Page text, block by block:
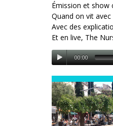
Émission et show
Quand on vit
Avec des
Et en live, The
00:00